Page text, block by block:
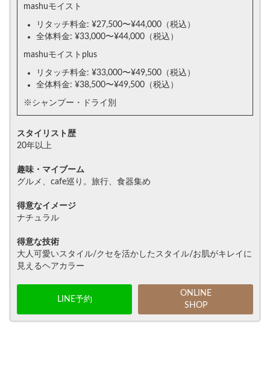
mashuモイスト
リタッチ料金: ¥27,500〜¥44,000（税込）
全体料金: ¥33,000〜¥44,000（税込）
mashuモイストplus
リタッチ料金: ¥33,000〜¥49,500（税込）
全体料金: ¥38,500〜¥49,500（税込）
※シャンプー・ドライ別
スタイリスト歴
20年以上
趣味・マイブーム
グルメ、cafe巡り。旅行、食器集め
得意なイメージ
ナチュラル
得意な技術
大人可愛いスタイル/クセを活かしたスタイル/お肌がキレイに
見えるヘアカラー
LINE予約
ONLINE
SHOP